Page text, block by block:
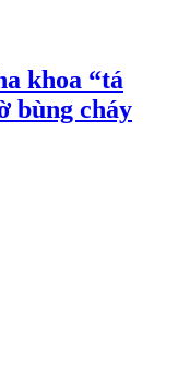
khoa “tá
bùng cháy